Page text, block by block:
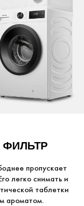
пропускает
легко снимать и
таблетки
ароматом.